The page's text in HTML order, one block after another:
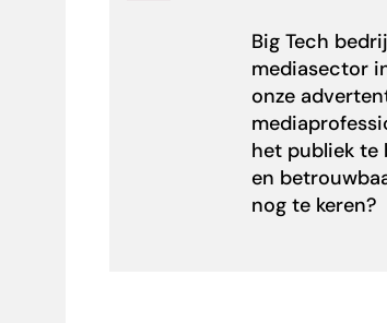
Big Tech
mediasector
onze
het publiek te
en
nog te keren?